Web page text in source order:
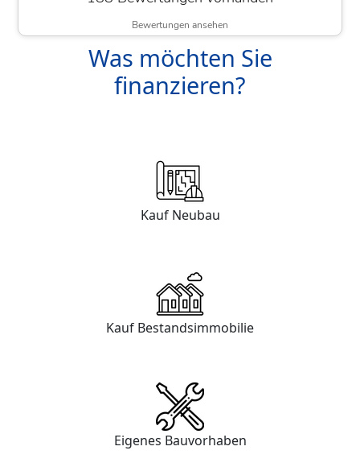
Bewertungen ansehen
Was möchten Sie
finanzieren?
Kauf Neubau
Kauf Bestandsimmobilie
Eigenes Bauvorhaben